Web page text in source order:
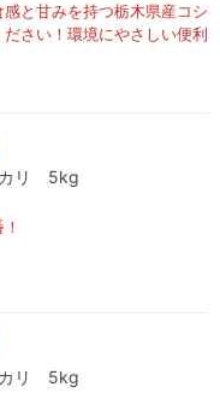
と甘みを持つ栃木県産コシ
ださい！環境にやさしい便利
カリ 5kg
カリ 5kg